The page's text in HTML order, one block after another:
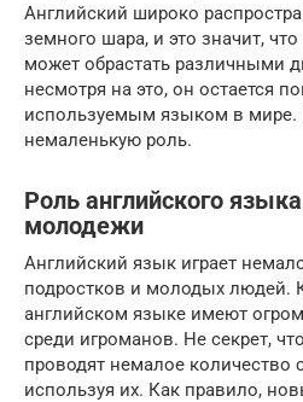
Английский широко
земного шара, и это значит,
может обрастать различными
несмотря на это, он остается
используемым языком в мире.
немаленькую роль.
Роль английского
молодежи
Английский язык играет
подростков и молодых людей.
английском языке имеют
среди игроманов. Не секрет,
проводят немалое количество
используя их. Как правило,